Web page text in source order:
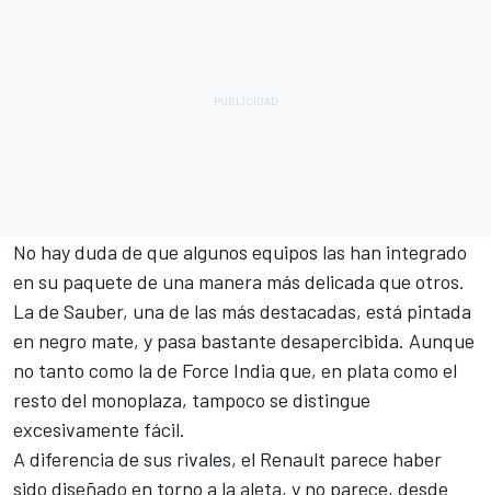
No hay duda de que algunos equipos las han integrado
en su paquete de una manera más delicada que otros.
La de Sauber, una de las más destacadas, está pintada
en negro mate, y pasa bastante desapercibida. Aunque
no tanto como la de Force India que, en plata como el
resto del monoplaza, tampoco se distingue
excesivamente fácil.
A diferencia de sus rivales, el Renault parece haber
sido diseñado en torno a la aleta, y no parece, desde